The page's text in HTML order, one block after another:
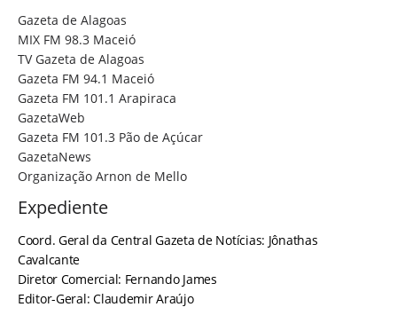
Gazeta de Alagoas
MIX FM 98.3 Maceió
TV Gazeta de Alagoas
Gazeta FM 94.1 Maceió
Gazeta FM 101.1 Arapiraca
GazetaWeb
Gazeta FM 101.3 Pão de Açúcar
GazetaNews
Organização Arnon de Mello
Expediente
Coord. Geral da Central Gazeta de Notícias: Jônathas
Cavalcante
Diretor Comercial: Fernando James
Editor-Geral: Claudemir Araújo